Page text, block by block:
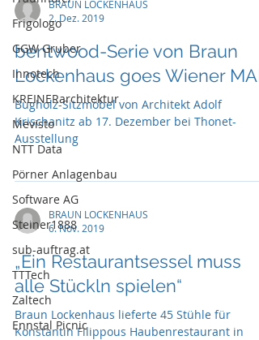
Frigologo
GGW Gruber
Innotech
KREINERarchitektur
Mevisto
NTT Data
Pörner Anlagenbau
Software AG
Steiner1888
sub-auftrag.at
TTTech
Zaltech
Ennstal Picnic
BRAUN LOCKENHAUS
2. Dez. 2019
bentwood-Serie von Braun
Lockenhaus goes Wiener MAK
Bugholz-Sitzmöbel von Architekt Adolf
Krischanitz ab 17. Dezember bei Thonet-
Ausstellung
BRAUN LOCKENHAUS
6. Nov. 2019
„Ein Restaurantsessel muss
alle Stückln spielen“
Braun Lockenhaus lieferte 45 Stühle für
Konstantin Filippous Haubenrestaurant in